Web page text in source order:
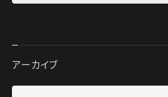
アーカイブ